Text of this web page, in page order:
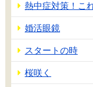
熱中症対策！こ
婚活眼鏡
スタートの時
桜咲く